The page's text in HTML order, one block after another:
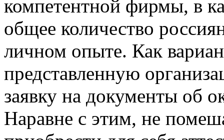
компетентной фирмы, в
общее количество
личном опыте. Как
представленную
заявку на документы об
Наравне с этим, не